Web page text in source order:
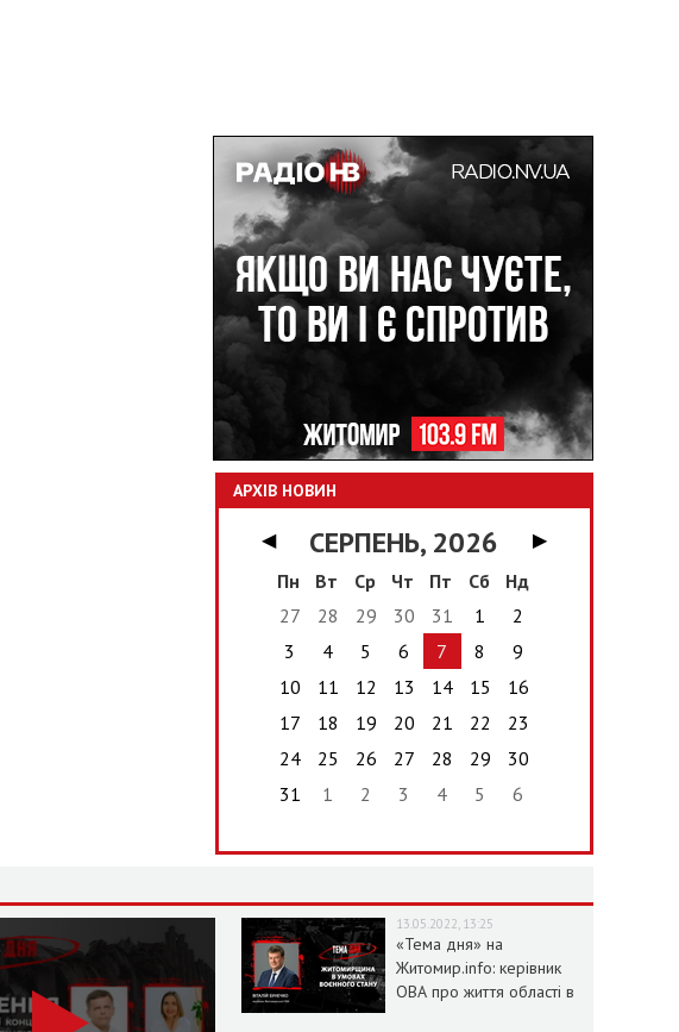
АРХІВ НОВИН
◀ СЕРПЕНЬ, 2026
▶
Пн
Вт Ср Чт Пт Сб
Нд
27
28 29 30 31 1
2
3
4 5 6 7 8
9
10
11 12 13 14 15
16
17
18 19 20 21 22
23
24
25 26 27 28 29
30
31
1 2 3 4 5 6
13.05.2022, 13:25
«Тема дня» на
Житомир.info: керівник
ОВА про життя області в